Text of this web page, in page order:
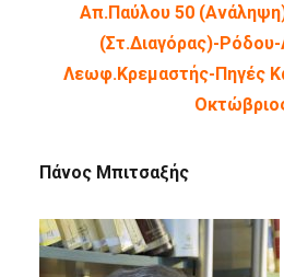
Απ.Παύλου 50
(Στ.Διαγόρας)-Ρόδου-
Λεωφ.Κρεμαστής-Πηγές
Πάνος Μπιτσαξής